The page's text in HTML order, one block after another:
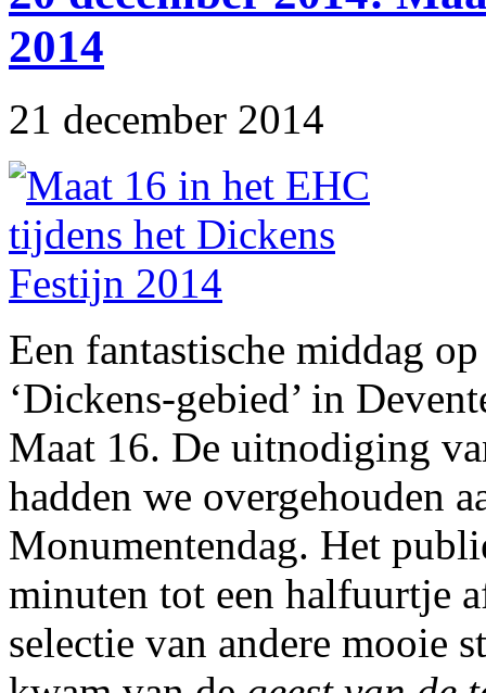
2014
21 december 2014
Een fantastische middag
‘Dickens-gebied’ in
Maat 16. De uitnodiging
hadden we overgehouden
Monumentendag. Het
minuten tot een halfuurtje
selectie van andere mooie